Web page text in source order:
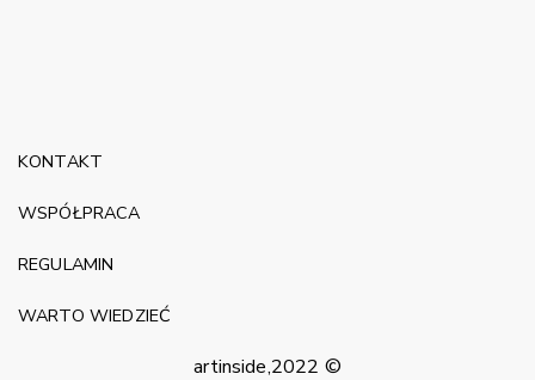
artinside,2022 ©
KONTAKT
WSPÓŁPRACA
REGULAMIN
WARTO WIEDZIEĆ